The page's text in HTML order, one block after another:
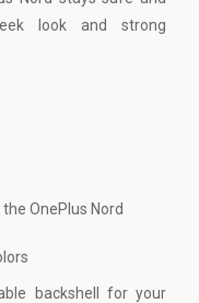
look and strong
OnePlus Nord
backshell for your